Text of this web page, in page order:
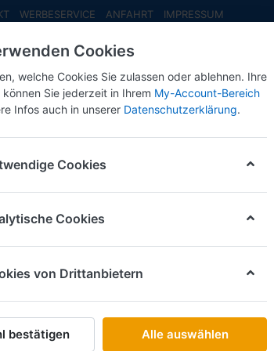
WERBESERVICE ANFAHRT IMPRESSUM
NEU EINGETROFFEN NEUHEITEN
S-Way Medi EuroKüKoAufl.
Herpa
Penny
Iveco
Art.-Nr.
Cookies
welche Cookies Sie zulassen oder ablehnen. Ihre
Sie jederzeit in Ihrem My-Account-Bereich
Infos auch in unserer Datenschutzerklärung.
Cookies
Cookies
von Drittanbietern
bestätigen Alle auswählen